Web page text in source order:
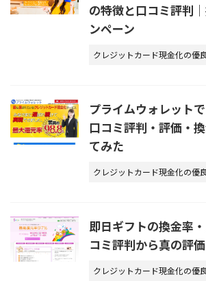
の特徴と口コミ評判
ンペーン
クレジットカード現金化の優
プライムウォレット
口コミ評判・評価・
てみた
クレジットカード現金化の優
即日ギフトの換金率
コミ評判から真の評
クレジットカード現金化の優